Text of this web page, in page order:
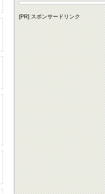
[PR] スポンサードリンク